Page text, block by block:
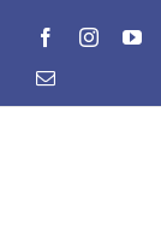
Facebook
E-